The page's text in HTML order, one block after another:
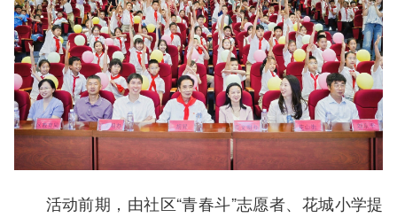
活动前期，由社区“青春斗”志愿者、花城小学提